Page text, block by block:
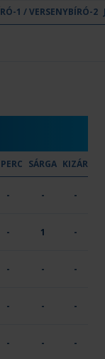
BÜNTETŐ GY D V
1 / VERSENYBÍRÓ-2
SÁRGA KIZÁR
- - -
- 1 -
- - -
- - -
- - -